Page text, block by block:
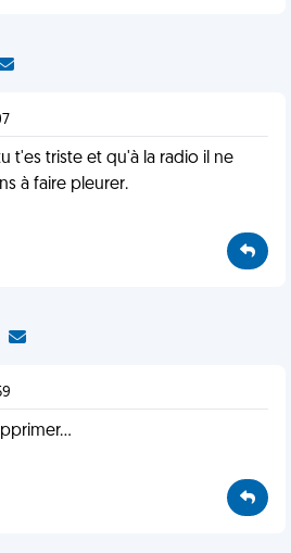
t'es triste et qu'à la radio il ne
à faire pleurer.